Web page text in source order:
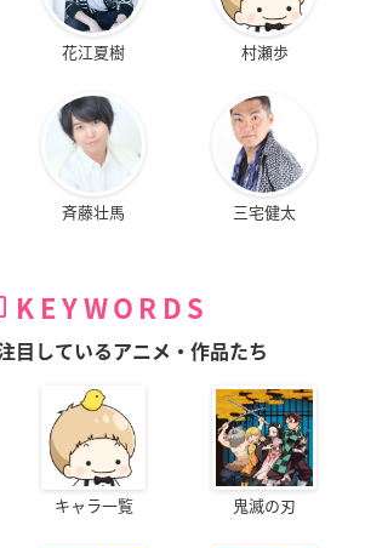
花江夏樹 村瀬歩
斉藤壮馬 三宅健太
KEYWORDS
目しているアニメ・作品たち
キャラ一覧 鬼滅の刃